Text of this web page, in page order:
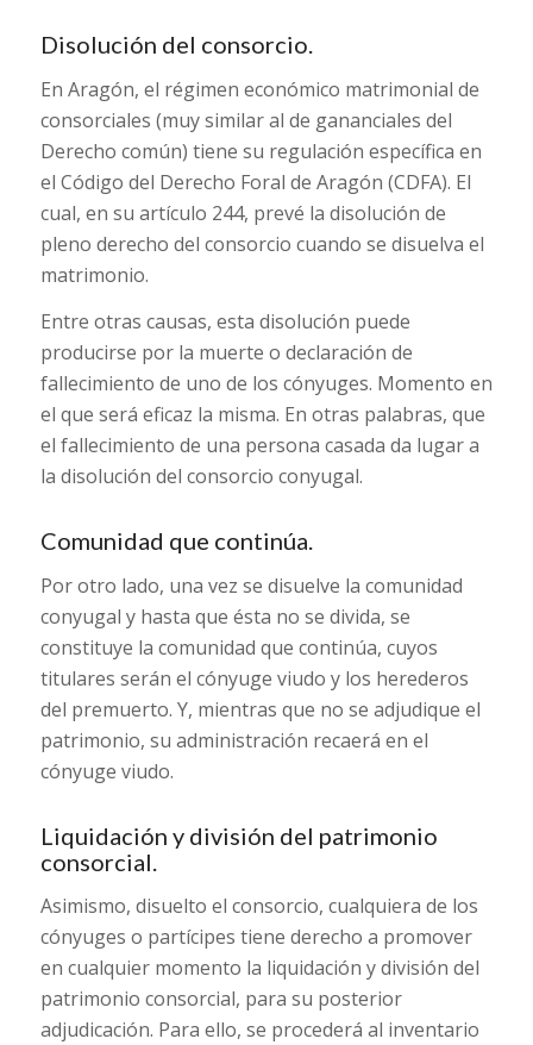
Disolución del consorcio.
En Aragón, el régimen económico matrimonial de
consorciales (muy similar al de gananciales del
Derecho común) tiene su regulación específica en
el Código del Derecho Foral de Aragón (CDFA). El
cual, en su artículo 244, prevé la disolución de
pleno derecho del consorcio cuando se disuelva el
matrimonio.
Entre otras causas, esta disolución puede
producirse por la muerte o declaración de
fallecimiento de uno de los cónyuges. Momento en
el que será eficaz la misma. En otras palabras, que
el fallecimiento de una persona casada da lugar a
la disolución del consorcio conyugal.
Comunidad que continúa.
Por otro lado, una vez se disuelve la comunidad
conyugal y hasta que ésta no se divida, se
constituye la comunidad que continúa, cuyos
titulares serán el cónyuge viudo y los herederos
del premuerto. Y, mientras que no se adjudique el
patrimonio, su administración recaerá en el
cónyuge viudo.
Liquidación y división del patrimonio
consorcial.
Asimismo, disuelto el consorcio, cualquiera de los
cónyuges o partícipes tiene derecho a promover
en cualquier momento la liquidación y división del
patrimonio consorcial, para su posterior
adjudicación. Para ello, se procederá al inventario